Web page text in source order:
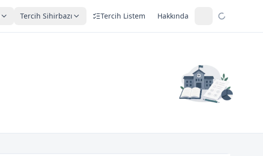
Tercih Sihirbazı Tercih Listem Hakkında